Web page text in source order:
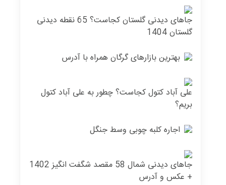
جاهای دیدنی گلستان کجاست؟ 65 نقطه دیدنی
گلستان 1404
بهترین بازارهای گرگان همراه با آدرس
علی آباد کتول کجاست؟ چطور به علی آباد کتول
بریم؟
اجاره کلبه چوبی وسط جنگل
جاهای دیدنی شمال 58 مقصد شگفت انگیز 1402
+ عکس و آدرس